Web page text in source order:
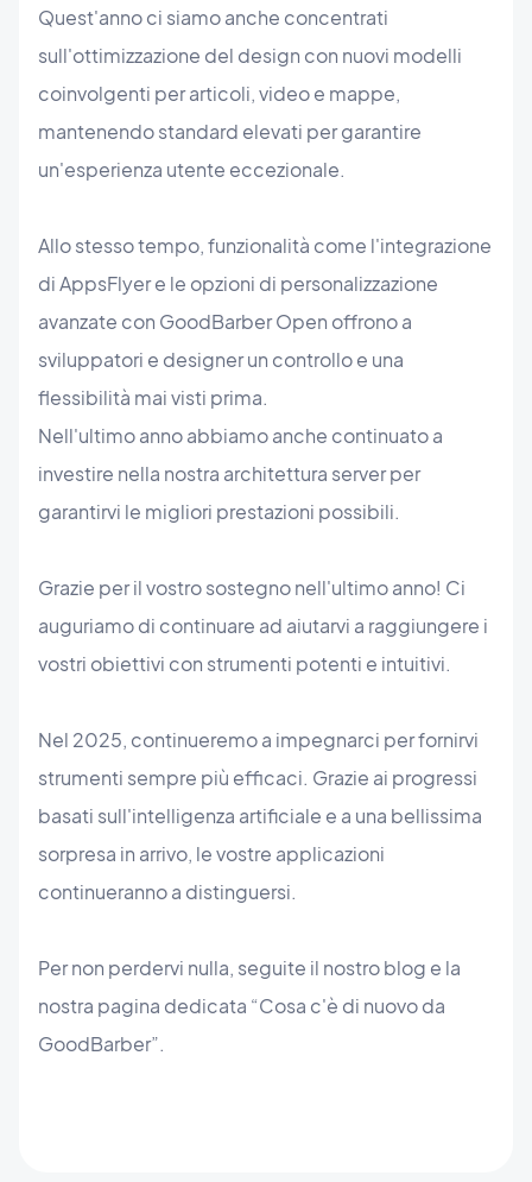
Quest'anno ci siamo anche concentrati
sull'ottimizzazione del design con nuovi modelli
coinvolgenti per articoli, video e mappe,
mantenendo standard elevati per garantire
un'esperienza utente eccezionale.
Allo stesso tempo, funzionalità come l'integrazione
di AppsFlyer e le opzioni di personalizzazione
avanzate con GoodBarber Open offrono a
sviluppatori e designer un controllo e una
flessibilità mai visti prima.
Nell'ultimo anno abbiamo anche continuato a
investire nella nostra architettura server per
garantirvi le migliori prestazioni possibili.
Grazie per il vostro sostegno nell'ultimo anno! Ci
auguriamo di continuare ad aiutarvi a raggiungere i
vostri obiettivi con strumenti potenti e intuitivi.
Nel 2025, continueremo a impegnarci per fornirvi
strumenti sempre più efficaci. Grazie ai progressi
basati sull'intelligenza artificiale e a una bellissima
sorpresa in arrivo, le vostre applicazioni
continueranno a distinguersi.
Per non perdervi nulla, seguite il nostro blog e la
nostra pagina dedicata “Cosa c'è di nuovo da
GoodBarber”.